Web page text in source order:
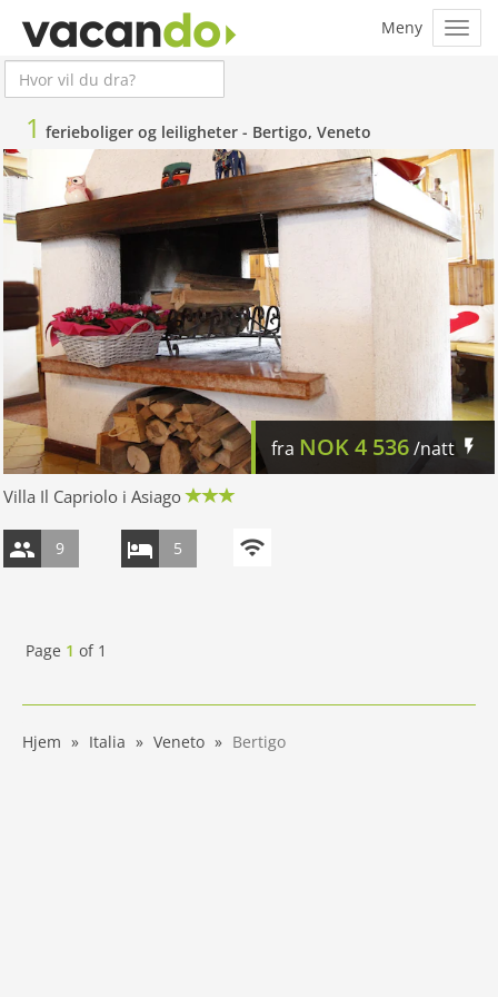
1 ferieboliger og leiligheter - Bertigo, Veneto
fra NOK4 536/natt
Villa Il Capriolo i Asiago
9 5
Page 1 of 1
Hjem Italia Veneto Bertigo